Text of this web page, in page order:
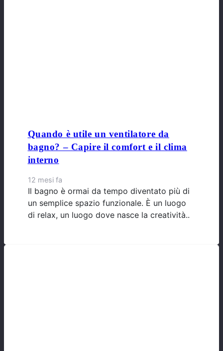
Quando è utile un ventilatore da
bagno? – Capire il comfort e il clima
interno
12 mesi fa
Il bagno è ormai da tempo diventato più di
un semplice spazio funzionale. È un luogo
di relax, un luogo dove nasce la creatività..